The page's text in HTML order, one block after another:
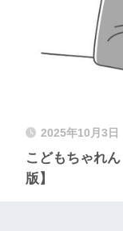
2025年10月3日
こどもちゃれ
版】